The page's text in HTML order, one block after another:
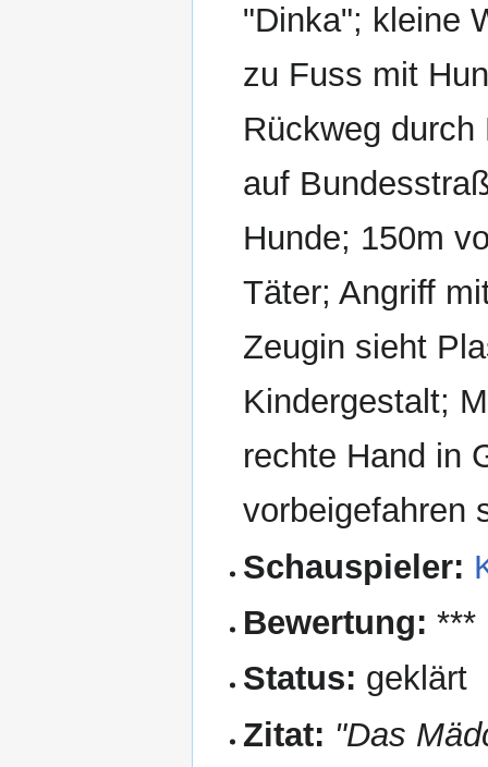
"Dinka"; kleine
zu Fuss mit
Rückweg
auf
Hunde; 150m
Täter; Angriff
Zeugin sieht
Kindergestalt;
rechte Hand in
vorbeigefahren
Schauspieler:
Bewertung: ***
Status: geklärt
Zitat: "Das